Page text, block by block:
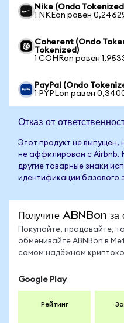
Nike (Ondo
1 NKEon равен
Coherent (Ondo
Tokenized)
1 COHRon равен
PayPal (Ondo
1 PYPLon равен
Отказ от
Этот продукт не выпущен,
не аффилирован с Airbnb.
другие товарные знаки
идентификации базового
Получите ABNBon за
Покупайте, продавайте,
обменивайте ABNBon в
самом надёжном
Google Play
Рейтинг